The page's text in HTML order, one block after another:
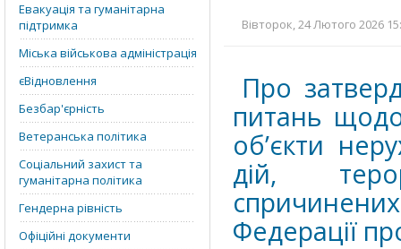
Евакуація та гуманітарна
підтримка
Міська військова адміністрація
єВідновлення
Безбар'єрність
Ветеранська політика
Соціальний захист та
гуманітарна політика
Гендерна рівність
Офіційні документи
Вівторок, 24 Лютого 2026
Про
питань
об’єкти
дій,
Федерації